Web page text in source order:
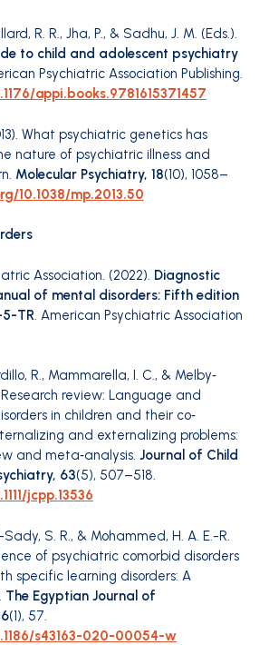
R. R., Jha, P., & Sadhu, J. M. (Eds.).
to child and adolescent psychiatry
Psychiatric Association Publishing.
appi.books.9781615371457
What psychiatric genetics has
nature of psychiatric illness and
Molecular Psychiatry, 18(10), 1058–
10.1038/mp.2013.50
Association. (2022). Diagnostic
of mental disorders: Fifth edition
5-TR. American Psychiatric Association
R., Mammarella, I. C., & Melby‐
review: Language and
in children and their co‐
and externalizing problems:
and meta‐analysis. Journal of Child
63(5), 507–518.
jcpp.13536
S. R., & Mohammed, H. A. E.-R.
of psychiatric comorbid disorders
specific learning disorders: A
The Egyptian Journal of
(1), 57.
s43163-020-00054-w